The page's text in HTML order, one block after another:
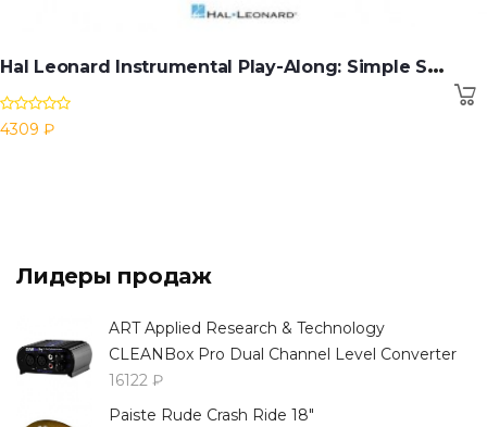
H
al Leonard Instrumental Play-Along: Simple Songs - Flute
4309 ₽
Лидеры продаж
ART Applied Research & Technology
CLEANBox Pro Dual Channel Level Converter
16122 ₽
Paiste Rude Crash Ride 18"